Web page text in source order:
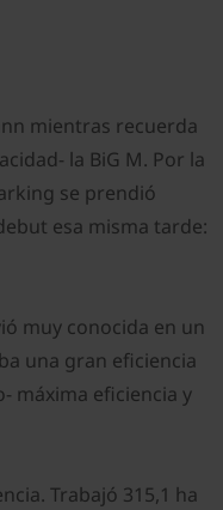
mientras recuerda
la BiG M. Por la
se prendió
esa misma tarde:
muy conocida en un
una gran eficiencia
máxima eficiencia y
Trabajó 315,1 ha